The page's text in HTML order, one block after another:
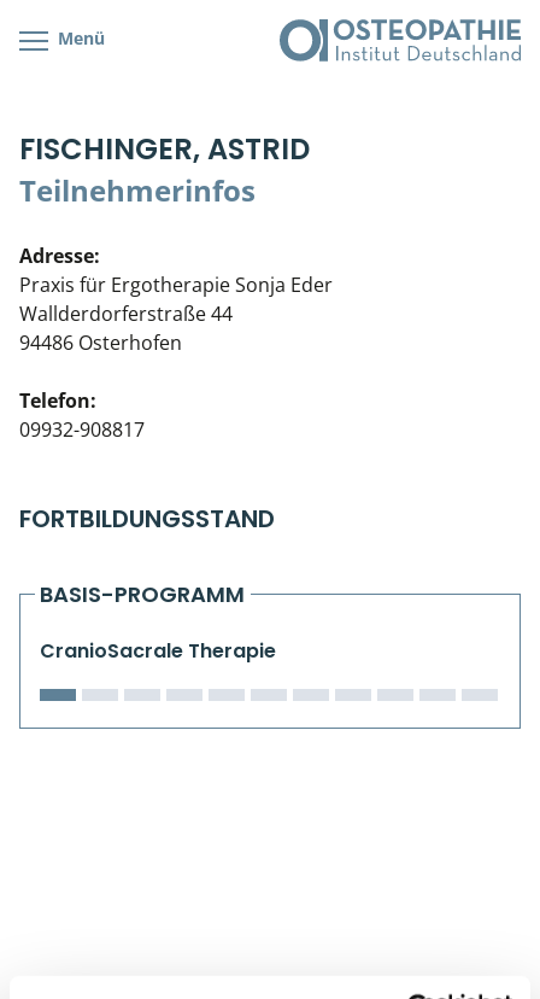
Menü
FISCHINGER, ASTRID
Teilnehmerinfos
Adresse:
Praxis für Ergotherapie Sonja Eder
Wallderdorferstraße 44
94486 Osterhofen
Telefon:
09932-908817
FORTBILDUNGSSTAND
BASIS-PROGRAMM
CranioSacrale Therapie
Cranial/Neurale Osteopathie
Parietale Osteopathie
Viszerale Osteopathie
Klinische & Praktische Kurse
Live Online-Kurse
Kursorte mit Kursangeboten
Bonus-Programm
Veranstaltungsticket DB
Wissenswertes
Teilnehmerliste
Stellenbörse
Soziales Engagement